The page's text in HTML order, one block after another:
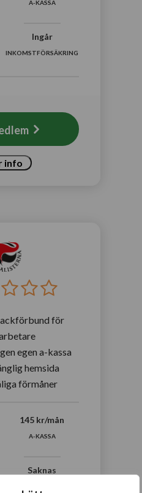
A-KASSA
INKOMSTFÖRSÄKRING
Ingår
info
för
egen a-kassa
hemsida
förmåner
A-KASSA
145 kr/mån
Saknas